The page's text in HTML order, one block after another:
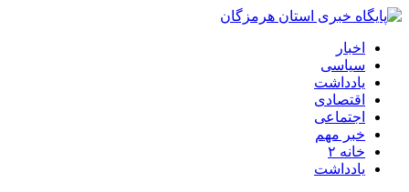
اخبار
سیاسی
یادداشت
اقتصادی
اجتماعی
خبر مهم
خانه ۲
یادداشت